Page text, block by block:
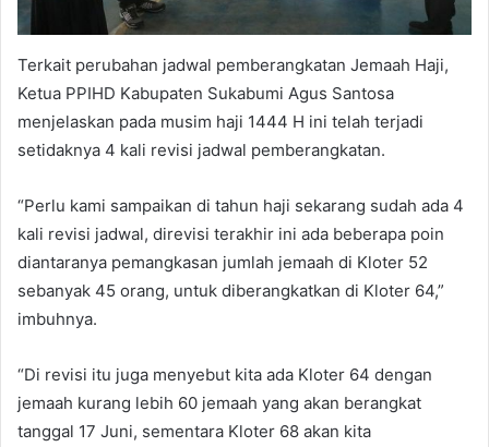
Terkait perubahan jadwal pemberangkatan Jemaah Haji,
Ketua PPIHD Kabupaten Sukabumi Agus Santosa
menjelaskan pada musim haji 1444 H ini telah terjadi
setidaknya 4 kali revisi jadwal pemberangkatan.
“Perlu kami sampaikan di tahun haji sekarang sudah ada 4
kali revisi jadwal, direvisi terakhir ini ada beberapa poin
diantaranya pemangkasan jumlah jemaah di Kloter 52
sebanyak 45 orang, untuk diberangkatkan di Kloter 64,”
imbuhnya.
“Di revisi itu juga menyebut kita ada Kloter 64 dengan
jemaah kurang lebih 60 jemaah yang akan berangkat
tanggal 17 Juni, sementara Kloter 68 akan kita